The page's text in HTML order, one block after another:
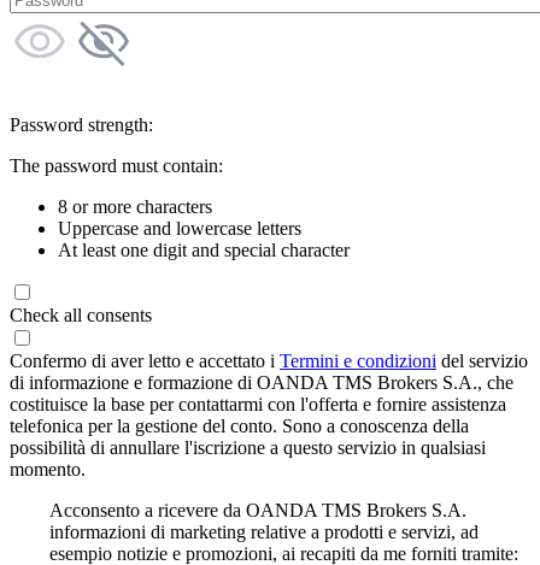
Password strength:
The password must contain:
8 or more characters
Uppercase and lowercase letters
At least one digit and special character
Check all consents
Confermo di aver letto e accettato i Termini e condizioni del servizio
di informazione e formazione di OANDA TMS Brokers S.A., che
costituisce la base per contattarmi con l'offerta e fornire assistenza
telefonica per la gestione del conto. Sono a conoscenza della
possibilità di annullare l'iscrizione a questo servizio in qualsiasi
momento.
Acconsento a ricevere da OANDA TMS Brokers S.A.
informazioni di marketing relative a prodotti e servizi, ad
esempio notizie e promozioni, ai recapiti da me forniti tramite: